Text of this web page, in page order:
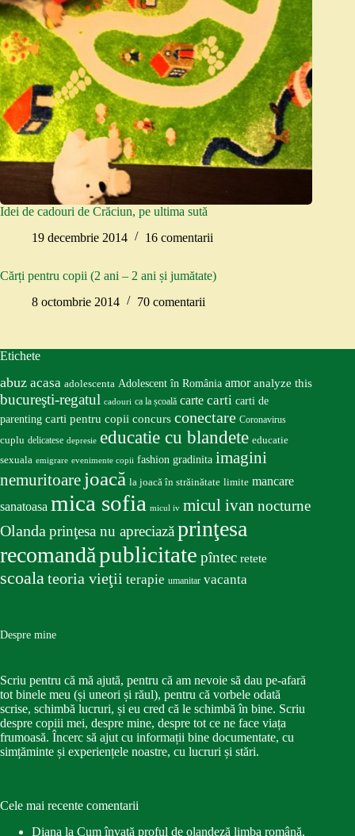
Idei de cadouri de Crăciun, pe ultima sută
19 decembrie 2014
16 comentarii
Cărți pentru copii (2 ani – 2 ani și jumătate)
8 octombrie 2014
70 comentarii
Etichete
abuz acasa adolescenta Adolescent în România amor analyze this
bucureşti-regatul cadouri ca la școală carte carti carti de
parenting carti pentru copii concurs conectare Coronavirus
cuplu delicatese depresie educatie cu blandete educatie
sexuala emigrare evenimente copii fashion gradinita imagini
nemuritoare joacă la joacă în străinătate limite mancare
sanatoasa mica sofia micul iv micul ivan nocturne
Olandaprinţesa nu apreciazăprinţesa
recomandăpublicitate pîntec retete
scoalateoria vieţii terapie umanitar vacanta
Despre mine
Scriu pentru că mă ajută, pentru că am nevoie să dau pe-afară
tot binele meu (și uneori și răul), pentru că vorbele odată
scrise, schimbă lucruri, și eu cred că le schimbă în bine. Scriu
despre copiii mei, despre mine, despre tot ce ne face viața
frumoasă. Încerc să ajut cu informații bine documentate, cu
simțăminte și experiențele noastre, cu lucruri și stări.
Cele mai recente comentarii
Diana la Cum învață proful de olandeză limba română,